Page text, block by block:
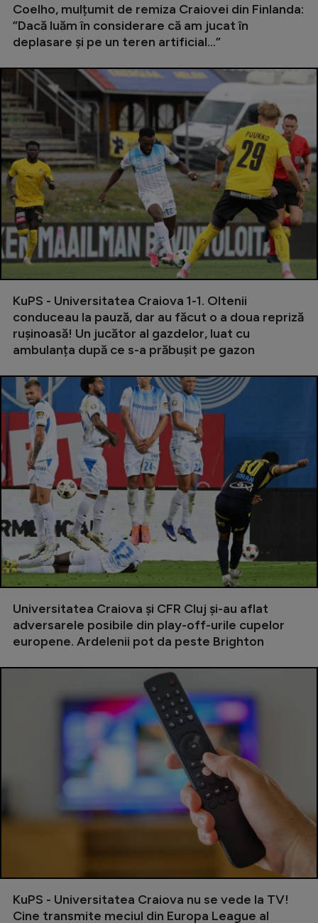
Formula 1
Gimnastică
Rugby
Ciclism
Alte sporturi
JO 2024
JO 2026
Creează cont
Coelho, mulțumit de remiza Craiovei din Finlanda:
”Dacă luăm în considerare că am jucat în
deplasare și pe un teren artificial...”
KuPS - Universitatea Craiova 1-1. Oltenii
conduceau la pauză, dar au făcut o a doua repriză
rușinoasă! Un jucător al gazdelor, luat cu
ambulanța după ce s-a prăbușit pe gazon
Universitatea Craiova și CFR Cluj și-au aflat
adversarele posibile din play-off-urile cupelor
europene. Ardelenii pot da peste Brighton
KuPS - Universitatea Craiova nu se vede la TV!
Cine transmite meciul din Europa League al